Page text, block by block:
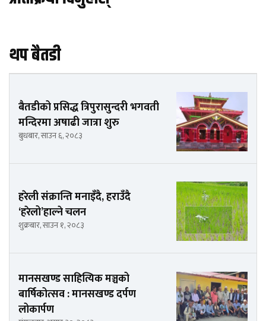
थप बैतडी
बैतडीको प्रसिद्ध त्रिपुरासुन्दरी भगवती
मन्दिरमा अषाढी जात्रा शुरु
बुधबार, साउन ६, २०८३
हरेली संक्रान्ति मनाइँदै, हराउँदै
‘हरेलो’हाल्ने चलन
शुक्रबार, साउन १, २०८३
मानसखण्ड साहित्यिक मञ्चको
बार्षिकोत्सव : मानसखण्ड दर्पण
लोकार्पण